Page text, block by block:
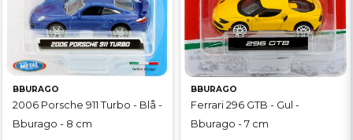
BBURAGO
2006 Porsche 911 Turbo - Blå -
Bburago - 8 cm
BBURAGO
Ferrari 296 GTB - Gul -
Bburago - 7 cm